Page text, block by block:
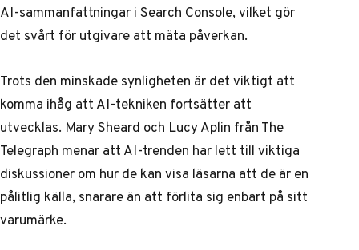
AI-sammanfattningar i Search Console, vilket gör
det svårt för utgivare att mäta påverkan.
Trots den minskade synligheten är det viktigt att
komma ihåg att AI-tekniken fortsätter att
utvecklas. Mary Sheard och Lucy Aplin från The
Telegraph menar att AI-trenden har lett till viktiga
diskussioner om hur de kan visa läsarna att de är en
pålitlig källa, snarare än att förlita sig enbart på sitt
varumärke.